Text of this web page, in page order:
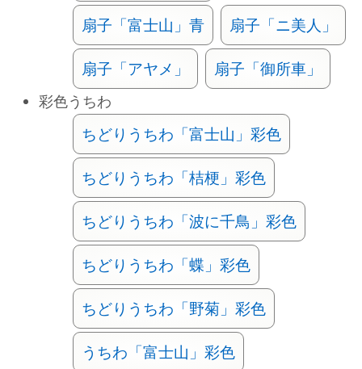
扇子「富士山」青 扇子「ニ美人」
扇子「アヤメ」 扇子「御所車」
彩色うちわ
ちどりうちわ「富士山」彩色
ちどりうちわ「桔梗」彩色
ちどりうちわ「波に千鳥」彩色
ちどりうちわ「蝶」彩色
ちどりうちわ「野菊」彩色
うちわ「富士山」彩色